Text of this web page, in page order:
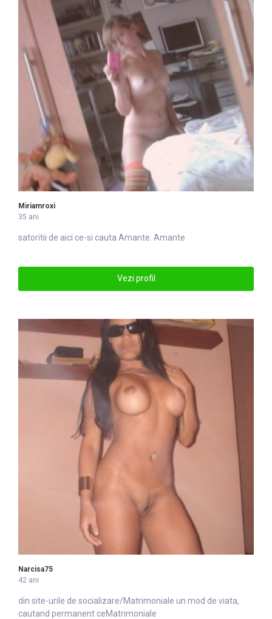
Miriamroxi
35 ani
satoritii de aici ce-si cauta Amante . Amante
Vezi profil
Narcisa75
42 ani
din site-urile de socializare/Matrimoniale un mod de viata,
cautand permanent ceMatrimoniale